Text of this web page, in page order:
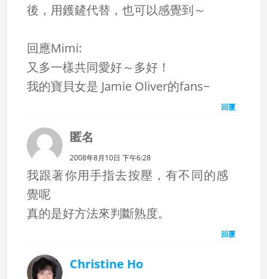
後，用鑊鏟代替，也可以感覺到～
回應Mimi:
又多一樣共同愛好～多好！
我的寶貝女是 Jamie Oliver的fans~
回覆
匿名
2008年8月10日 下午6:28
我跟著你用手指去按壓，有不同的感
覺呢
真的是好方法來判斷熟度。
回覆
Christine Ho